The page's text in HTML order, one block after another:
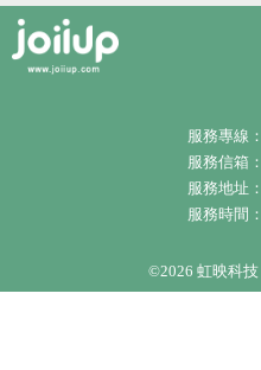
服務專線：
服務信箱：
服務地址：
服務時間
©2026 虹映科技